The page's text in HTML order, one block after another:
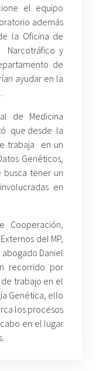
el equipo
además
la Oficina de
Narcotráfico y
de
ayudar en la
de Medicina
que desde la
trabaja en un
Genéticos,
tener un
en
Cooperación,
del MP,
Daniel
recorrido por
trabajo en el
Genética, ello
los procesos
en el lugar